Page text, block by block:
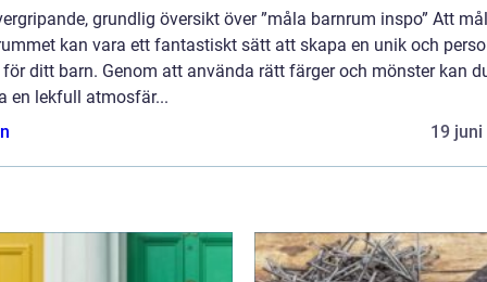
grundlig översikt över ”måla barnrum inspo” Att
kan vara ett fantastiskt sätt att skapa en unik och
ditt barn. Genom att använda rätt färger och mönster kan
en lekfull atmosfär...
19 juni